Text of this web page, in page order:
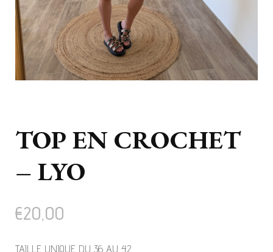
TOP EN CROCHET
– LYO
€20,00
TAILLE UNIQUE DU 36 AU 42